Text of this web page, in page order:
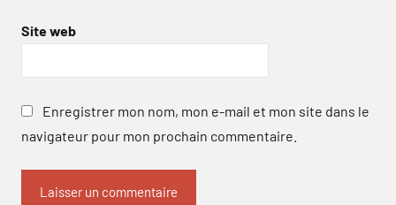
Site web
Enregistrer mon nom, mon e-mail et mon site dans le
navigateur pour mon prochain commentaire.